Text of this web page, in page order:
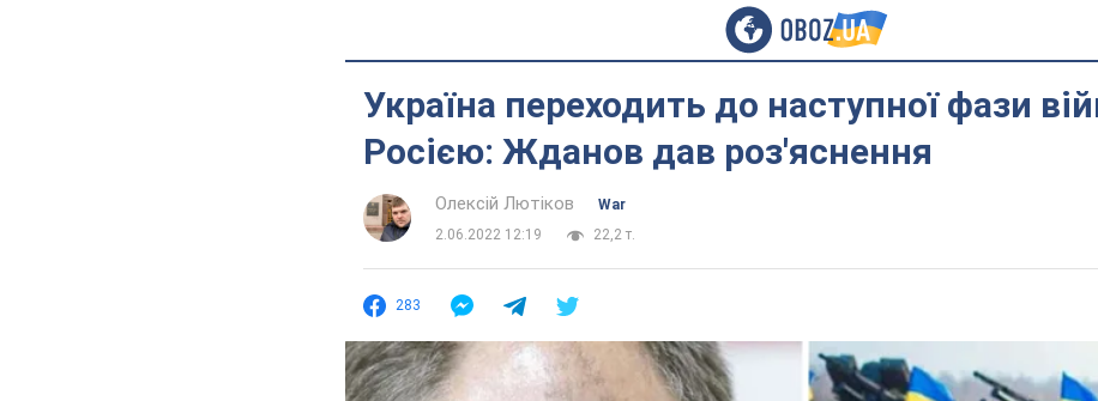
Україна переходить до наступної фази
Росією: Жданов дав роз'яснення
Олексій Лютіков
War
2.06.2022 12:19
22,2 т.
283